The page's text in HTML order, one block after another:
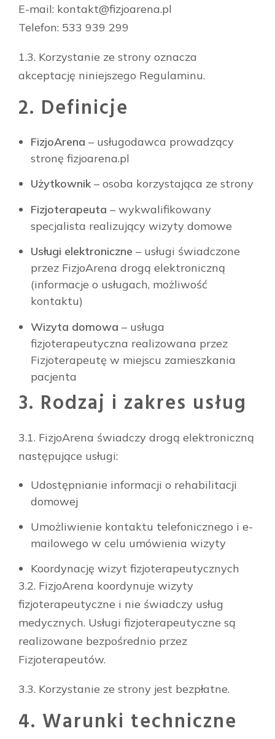
E-mail: kontakt@fizjoarena.pl
Telefon: 533 939 299
1.3. Korzystanie ze strony oznacza
akceptację niniejszego Regulaminu.
2. Definicje
FizjoArena – usługodawca prowadzący
stronę fizjoarena.pl
Użytkownik – osoba korzystająca ze strony
Fizjoterapeuta – wykwalifikowany
specjalista realizujący wizyty domowe
Usługi elektroniczne – usługi świadczone
przez FizjoArena drogą elektroniczną
(informacje o usługach, możliwość
kontaktu)
Wizyta domowa – usługa
fizjoterapeutyczna realizowana przez
Fizjoterapeutę w miejscu zamieszkania
pacjenta
3. Rodzaj i zakres usług
3.1. FizjoArena świadczy drogą elektroniczną
następujące usługi:
Udostępnianie informacji o rehabilitacji
domowej
Umożliwienie kontaktu telefonicznego i e-
mailowego w celu umówienia wizyty
Koordynację wizyt fizjoterapeutycznych
3.2. FizjoArena koordynuje wizyty
fizjoterapeutyczne i nie świadczy usług
medycznych. Usługi fizjoterapeutyczne są
realizowane bezpośrednio przez
Fizjoterapeutów.
3.3. Korzystanie ze strony jest bezpłatne.
4. Warunki techniczne